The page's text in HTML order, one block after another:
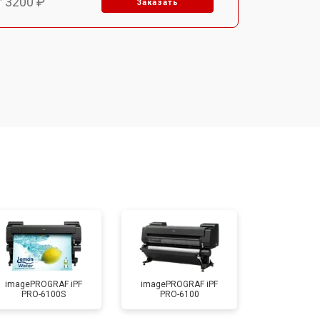
Заказать
3800 ₽ Заказать
3900 ₽ Заказать
imagePROGRAF iPF
PRO-6100S
imagePROGRAF iPF
PRO-6100